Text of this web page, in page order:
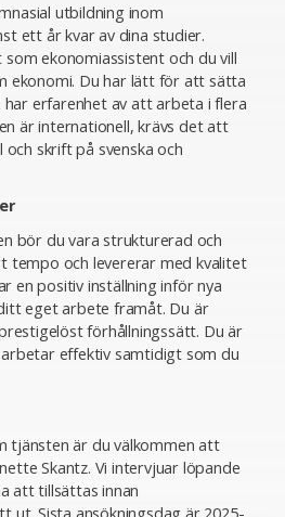
utbildning inom
ett år kvar av dina studier.
ekonomiassistent och du vill
ekonomi. Du har lätt för att sätta
har erfarenhet av att arbeta i flera
är internationell, krävs det att
skrift på svenska och
bör du vara strukturerad och
tempo och levererar med kvalitet
en positiv inställning inför nya
eget arbete framåt. Du är
förhållningssätt. Du är
effektiv samtidigt som du
tjänsten är du välkommen att
Skantz. Vi intervjuar löpande
att tillsättas innan